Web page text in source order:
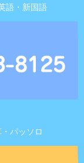
語・新国語
パッソロ